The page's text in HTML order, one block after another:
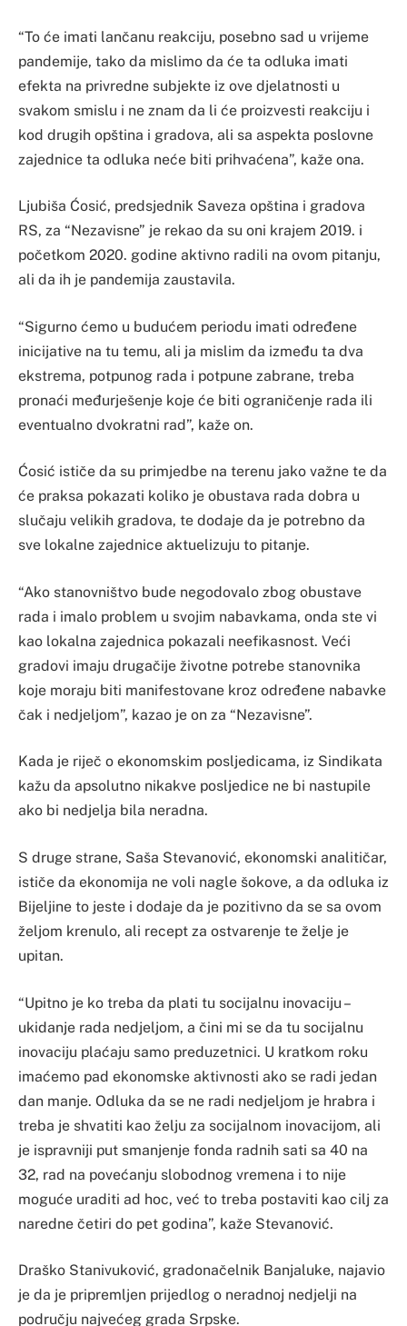
“To će imati lančanu reakciju, posebno sad u vrijeme
pandemije, tako da mislimo da će ta odluka imati
efekta na privredne subjekte iz ove djelatnosti u
svakom smislu i ne znam da li će proizvesti reakciju i
kod drugih opština i gradova, ali sa aspekta poslovne
zajednice ta odluka neće biti prihvaćena”, kaže ona.
Ljubiša Ćosić, predsjednik Saveza opština i gradova
RS, za “Nezavisne” je rekao da su oni krajem 2019. i
početkom 2020. godine aktivno radili na ovom pitanju,
ali da ih je pandemija zaustavila.
“Sigurno ćemo u budućem periodu imati određene
inicijative na tu temu, ali ja mislim da između ta dva
ekstrema, potpunog rada i potpune zabrane, treba
pronaći međurješenje koje će biti ograničenje rada ili
eventualno dvokratni rad”, kaže on.
Ćosić ističe da su primjedbe na terenu jako važne te da
će praksa pokazati koliko je obustava rada dobra u
slučaju velikih gradova, te dodaje da je potrebno da
sve lokalne zajednice aktuelizuju to pitanje.
“Ako stanovništvo bude negodovalo zbog obustave
rada i imalo problem u svojim nabavkama, onda ste vi
kao lokalna zajednica pokazali neefikasnost. Veći
gradovi imaju drugačije životne potrebe stanovnika
koje moraju biti manifestovane kroz određene nabavke
čak i nedjeljom”, kazao je on za “Nezavisne”.
Kada je riječ o ekonomskim posljedicama, iz Sindikata
kažu da apsolutno nikakve posljedice ne bi nastupile
ako bi nedjelja bila neradna.
S druge strane, Saša Stevanović, ekonomski analitičar,
ističe da ekonomija ne voli nagle šokove, a da odluka iz
Bijeljine to jeste i dodaje da je pozitivno da se sa ovom
željom krenulo, ali recept za ostvarenje te želje je
upitan.
“Upitno je ko treba da plati tu socijalnu inovaciju –
ukidanje rada nedjeljom, a čini mi se da tu socijalnu
inovaciju plaćaju samo preduzetnici. U kratkom roku
imaćemo pad ekonomske aktivnosti ako se radi jedan
dan manje. Odluka da se ne radi nedjeljom je hrabra i
treba je shvatiti kao želju za socijalnom inovacijom, ali
je ispravniji put smanjenje fonda radnih sati sa 40 na
32, rad na povećanju slobodnog vremena i to nije
moguće uraditi ad hoc, već to treba postaviti kao cilj za
naredne četiri do pet godina”, kaže Stevanović.
Draško Stanivuković, gradonačelnik Banjaluke, najavio
je da je pripremljen prijedlog o neradnoj nedjelji na
području najvećeg grada Srpske.